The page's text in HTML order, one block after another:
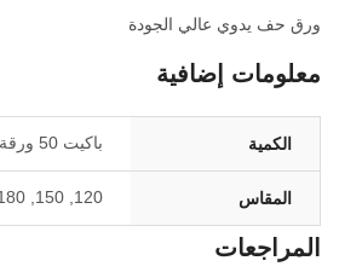
ورق حف يدوي عالي الجودة
معلومات إضافية
الكمية باكيت 50 ورقة, ورقة
المقاس 120, 150, 180
المراجعات